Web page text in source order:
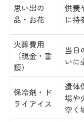
思い出の
品・お花
供養
に持
火葬費用
（現金・書
類）
当日
いに
保冷剤・ド
ライアイス
遺体
場や
空く